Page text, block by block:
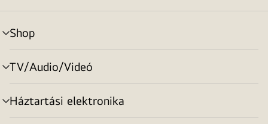
Shop
menu
toggle
TV/Audio/Videó
menu
toggle
Háztartási elektronika
menu
toggle